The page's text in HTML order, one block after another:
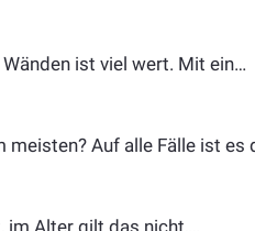
ist viel wert. Mit ein…
Auf alle Fälle ist es
im Alter gilt das nicht,…